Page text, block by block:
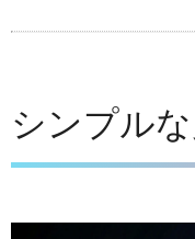
シンプル